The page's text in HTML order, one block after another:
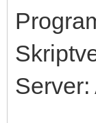
Server: